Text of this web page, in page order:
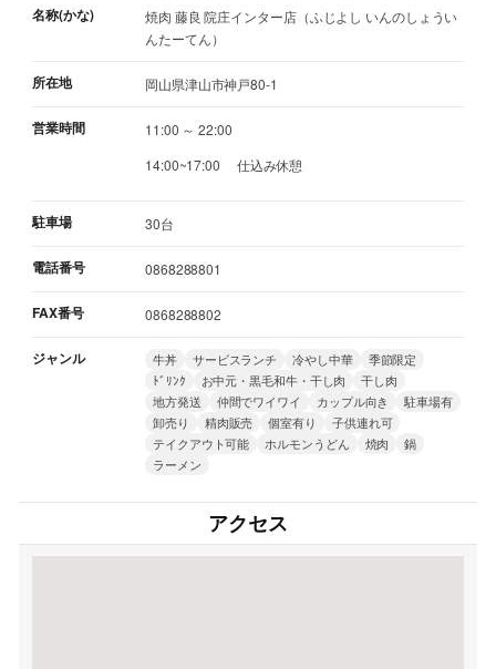
名称(かな)
焼肉 藤良 院庄インター店（ふじよし いんのしょうい
んたーてん）
所在地 岡山県津山市神戸80-1
営業時間
11:00 ～ 22:00
14:00~17:00 仕込み休憩
駐車場 30台
電話番号 0868288801
FAX番号 0868288802
ジャンル 牛丼 サービスランチ 冷やし中華
季節限定
ﾄﾞﾘﾝｸ
お中元・黒毛和牛・干し肉
干し肉
地方発送
仲間でワイワイ カップル向き
駐車場有
卸売り
精肉販売 個室有り
子供連れ可
テイクアウト可能
ホルモンうどん 焼肉
鍋
ラーメン
アクセス